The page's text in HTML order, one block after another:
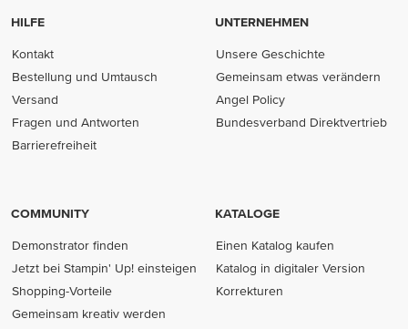
HILFE
Kontakt
Bestellung und Umtausch
Versand
Fragen und Antworten
Barrierefreiheit
UNTERNEHMEN
Unsere Geschichte
Gemeinsam etwas verändern
Angel Policy
Bundesverband Direktvertrieb
COMMUNITY
Demonstrator finden
Jetzt bei Stampin' Up! einsteigen
Shopping-Vorteile
Gemeinsam kreativ werden
KATALOGE
Einen Katalog kaufen
Katalog in digitaler Version
Korrekturen